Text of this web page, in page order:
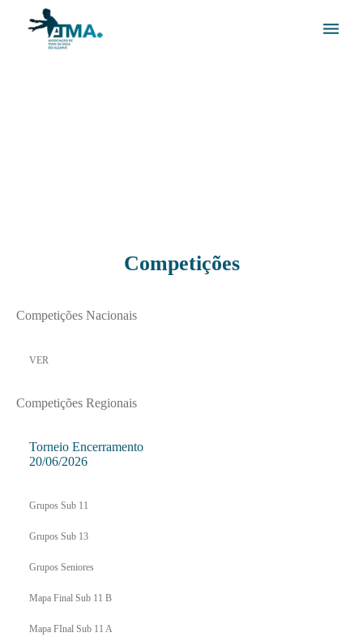
Competições
Competições Nacionais
VER
Competições Regionais
Torneio Encerramento
20/06/2026
Grupos Sub 11
Grupos Sub 13
Grupos Seniores
Mapa Final Sub 11 B
Mapa FInal Sub 11 A